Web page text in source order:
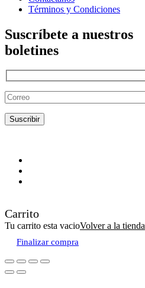
Términos y Condiciones
Suscríbete a nuestros
boletines
Carrito
Tu carrito esta vacioVolver a la tienda
Finalizar compra